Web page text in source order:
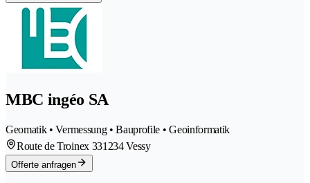
MBC ingéo SA
Geomatik • Vermessung • Bauprofile • Geoinformatik
Route de Troinex 331234 Vessy
Offerte anfragen